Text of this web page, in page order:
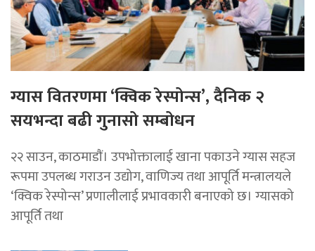
ग्यास वितरणमा ‘क्विक रेस्पोन्स’, दैनिक २
सयभन्दा बढी गुनासो सम्बोधन
२२ साउन, काठमाडाैं। उपभोक्तालाई खाना पकाउने ग्यास सहज
रूपमा उपलब्ध गराउन उद्योग, वाणिज्य तथा आपूर्ति मन्त्रालयले
‘क्विक रेस्पोन्स’ प्रणालीलाई प्रभावकारी बनाएको छ। ग्यासको
आपूर्ति तथा